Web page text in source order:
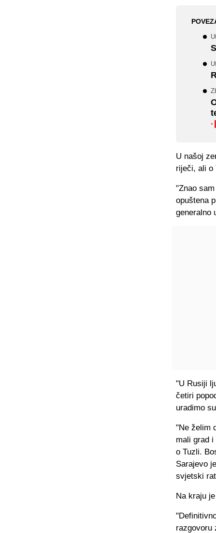
·
U našoj
riječi, ali o
"Znao
opuštena
generalno
"U Rusiji
četiri
uradimo
"Ne želim
mali grad
o Tuzli.
Sarajevo
svjetski
Na kraju
razgovoru